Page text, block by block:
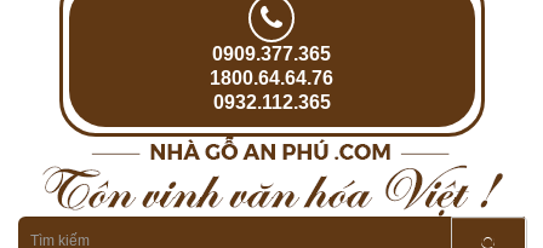
0909.377.365
1800.64.64.76
0932.112.365